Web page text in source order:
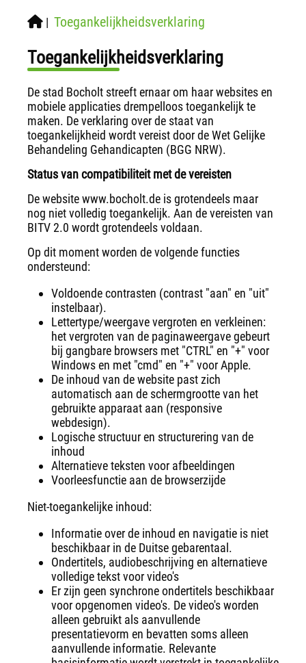
| Toegankelijkheidsverklaring
Toegankelijkheidsverklaring
De stad Bocholt streeft ernaar om haar websites en
mobiele applicaties drempelloos toegankelijk te
maken. De verklaring over de staat van
toegankelijkheid wordt vereist door de Wet Gelijke
Behandeling Gehandicapten (BGG NRW).
Status van compatibiliteit met de vereisten
De website www.bocholt.de is grotendeels maar
nog niet volledig toegankelijk. Aan de vereisten van
BITV 2.0 wordt grotendeels voldaan.
Op dit moment worden de volgende functies
ondersteund:
Voldoende contrasten (contrast "aan" en "uit"
instelbaar).
Lettertype/weergave vergroten en verkleinen:
het vergroten van de paginaweergave gebeurt
bij gangbare browsers met "CTRL" en "+" voor
Windows en met "cmd" en "+" voor Apple.
De inhoud van de website past zich
automatisch aan de schermgrootte van het
gebruikte apparaat aan (responsive
webdesign).
Logische structuur en structurering van de
inhoud
Alternatieve teksten voor afbeeldingen
Voorleesfunctie aan de browserzijde
Niet-toegankelijke inhoud:
Informatie over de inhoud en navigatie is niet
beschikbaar in de Duitse gebarentaal.
Ondertitels, audiobeschrijving en alternatieve
volledige tekst voor video's
Er zijn geen synchrone ondertitels beschikbaar
voor opgenomen video's. De video's worden
alleen gebruikt als aanvullende
presentatievorm en bevatten soms alleen
aanvullende informatie. Relevante